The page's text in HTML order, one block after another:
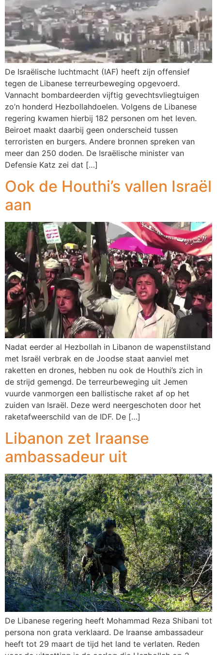
De Israëlische luchtmacht (IAF) heeft zijn offensief
tegen de Libanese terreurbeweging opgevoerd.
Vannacht bombardeerden vijftig gevechtsvliegtuigen
zo’n honderd Hezbollahdoelen. Volgens de Libanese
regering kwamen hierbij 182 personen om het leven.
Beiroet maakt daarbij geen onderscheid tussen
terroristen en burgers. Andere bronnen spreken van
meer dan 250 doden. De Israëlische minister van
Defensie Katz zei dat […]
Ook de Houthi’s vallen Israël
aan
Nadat eerder al Hezbollah in Libanon de wapenstilstand
met Israël verbrak en de Joodse staat aanviel met
raketten en drones, hebben nu ook de Houthi’s zich in
de strijd gemengd. De terreurbeweging uit Jemen
vuurde vanmorgen een ballistische raket af op het
zuiden van Israël. Deze werd neergeschoten door het
raketafweerschild van de IDF. De […]
Libanon zet Iraanse
ambassadeur uit
De Libanese regering heeft Mohammad Reza Shibani tot
persona non grata verklaard. De Iraanse ambassadeur
heeft tot 29 maart de tijd het land te verlaten. Reden